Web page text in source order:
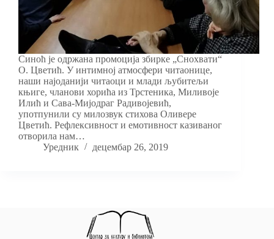
Синоћ је одржана промоција збирке „Снохвати“
О. Цветић. У интимној атмосфери читаонице,
наши најоданији читаоци и млади љубитељи
књиге, чланови хорића из Трстеника, Миливоје
Илић и Сава-Мијодраг Радивојевић,
употпунили су милозвук стихова Оливере
Цветић. Рефлексивност и емотивност казиваног
отворила нам…
Уредник
децембар 26, 2019